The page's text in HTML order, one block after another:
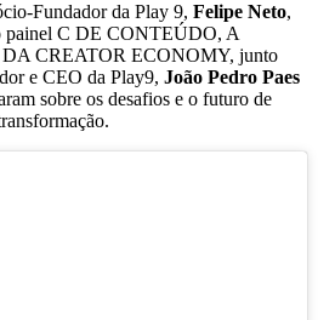
Fundador da Play 9, Felipe Neto,
painel C DE CONTEÚDO, A
CREATOR ECONOMY, junto
e CEO da Play9, João Pedro Paes
sobre os desafios e o futuro de